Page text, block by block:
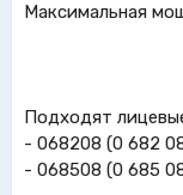
Максимальная
Подходят
- 068208 (0 682
- 068508 (0 685